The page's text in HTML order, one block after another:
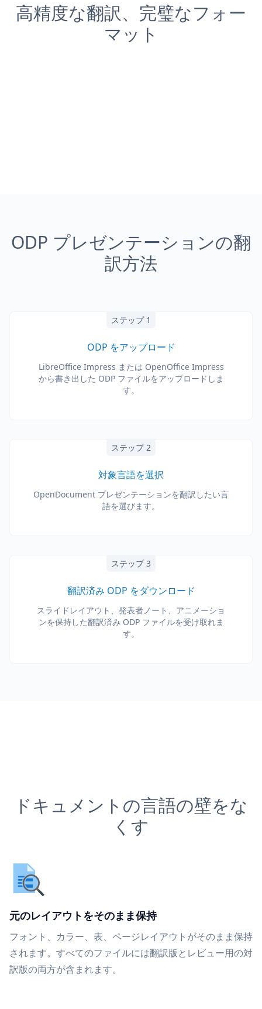
高精度な翻訳、完璧なフォー
マット
ODP プレゼンテーションの翻
訳方法
ステップ 1
ODP をアップロード
LibreOffice Impress または OpenOffice Impress
から書き出した ODP ファイルをアップロードしま
す。
ステップ 2
対象言語を選択
OpenDocument プレゼンテーションを翻訳したい言
語を選びます。
ステップ 3
翻訳済み ODP をダウンロード
スライドレイアウト、発表者ノート、アニメーショ
ンを保持した翻訳済み ODP ファイルを受け取れま
す。
ドキュメントの言語の壁をな
くす
元のレイアウトをそのまま保持
フォント、カラー、表、ページレイアウトがそのまま保持
されます。すべてのファイルには翻訳版とレビュー用の対
訳版の両方が含まれます。